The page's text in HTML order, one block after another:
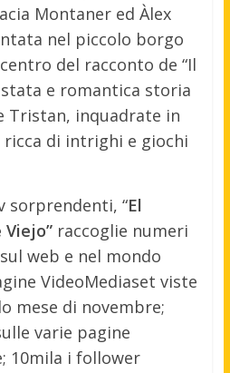
Montaner ed Àlex
nel piccolo borgo
del racconto de “Il
e romantica storia
Tristan, inquadrate in
ricca di intrighi e giochi
sorprendenti, “El
raccoglie numeri
web e nel mondo
VideoMediaset viste
mese di novembre;
varie pagine
10mila i follower